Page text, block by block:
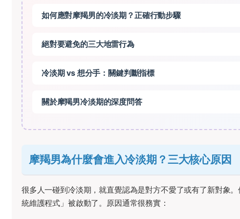
如何應對摩羯男的冷淡期？正確行動步驟
絕對要避免的三大地雷行為
冷淡期 vs 想分手：關鍵判斷指標
關於摩羯男冷淡期的深度問答
摩羯男為什麼會進入冷淡期？三大核心原因
很多人一碰到冷淡期，就直覺認為是對方不愛了或有了新對象
統維護程式」被啟動了。原因通常很務實：